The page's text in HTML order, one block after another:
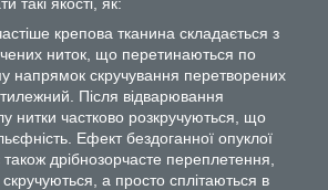
крепова тканина складається з
ниток, що перетинаються по
напрямок скручування перетворених
Після відварювання
нитки частково розкручуються, що
Ефект бездоганної опуклої
дрібнозорчасте переплетення,
а просто сплітаються в